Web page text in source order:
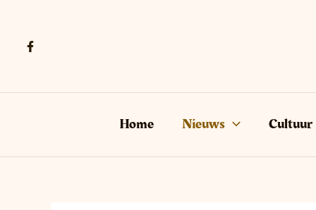
Home Nieuws Cultuur